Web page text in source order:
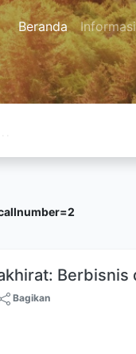
Beranda Informasi
Berbisnis
Bagikan